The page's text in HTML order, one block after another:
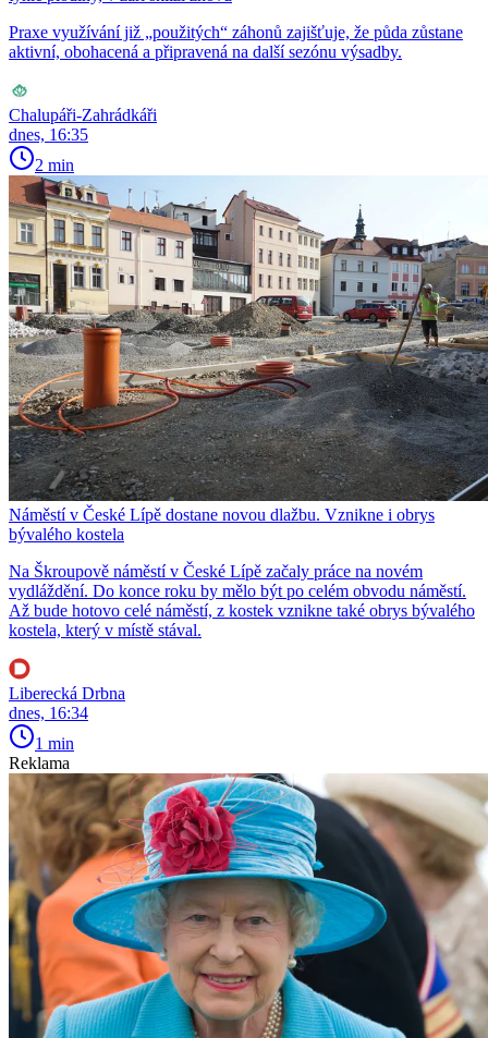
Praxe využívání již „použitých“ záhonů zajišťuje, že půda zůstane
aktivní, obohacená a připravená na další sezónu výsadby.
Chalupáři-Zahrádkáři
dnes, 16:35
2 min
Náměstí v České Lípě dostane novou dlažbu. Vznikne i obrys
bývalého kostela
Na Škroupově náměstí v České Lípě začaly práce na novém
vydláždění. Do konce roku by mělo být po celém obvodu náměstí.
Až bude hotovo celé náměstí, z kostek vznikne také obrys bývalého
kostela, který v místě stával.
Liberecká Drbna
dnes, 16:34
1 min
Reklama